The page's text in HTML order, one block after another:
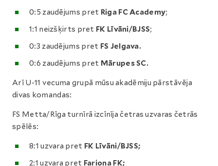
0:5 zaudējums pret Riga FC Academy;
1:1 neizšķirts pret FK Līvāni/BJSS;
0:3 zaudējums pret FS Jelgava.
0:6 zaudējums pret Mārupes SC.
Arī U-11 vecuma grupā mūsu akadēmiju pārstāvēja
divas komandas:
FS Metta/Rīga turnīrā izcīnīja četras uzvaras četrās
spēlēs:
8:1 uzvara pret FK Līvāni/BJSS;
2:1 uzvara pret Fariona FK;